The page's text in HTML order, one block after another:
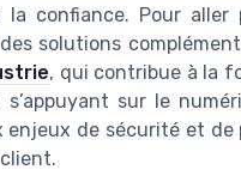
confiance. Pour
solutions
, qui contribue à la
s’appuyant sur le
enjeux de sécurité et